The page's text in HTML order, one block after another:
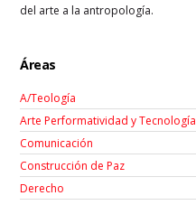
del arte a la antropología.
Áreas
A/Teología
Arte Performatividad y Tecnología
Comunicación
Construcción de Paz
Derecho